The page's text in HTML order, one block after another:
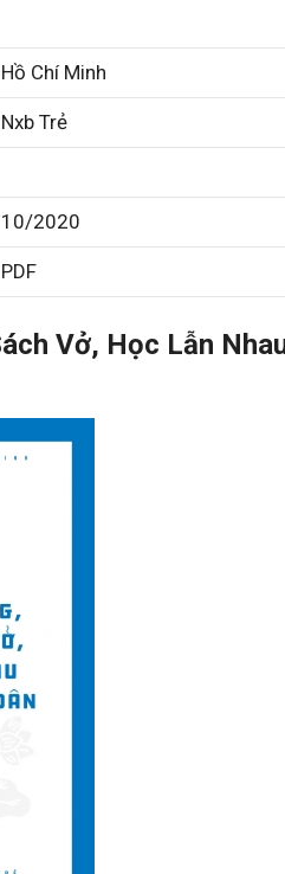
Hồ Chí Minh
Nxb Trẻ
10/2020
PDF
Vở, Học Lẫn